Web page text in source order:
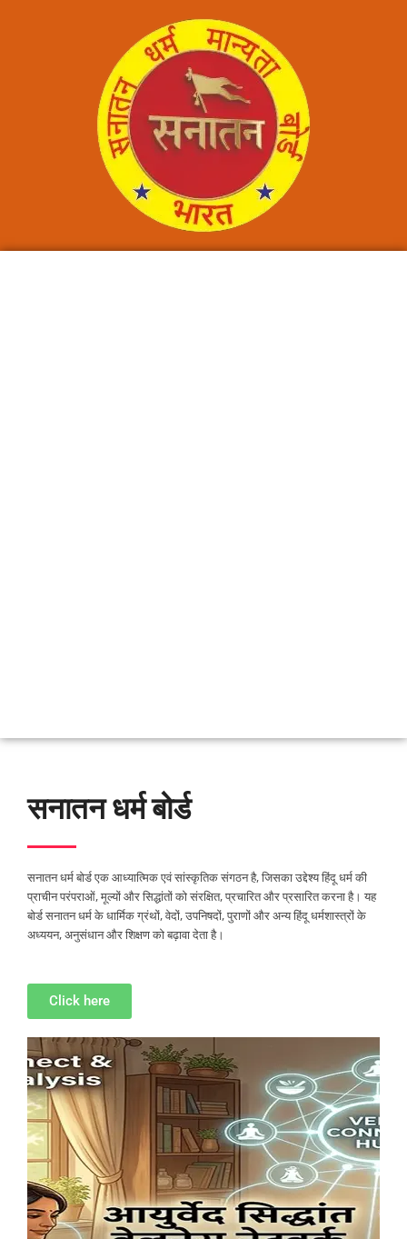
सनातन धर्म बोर्ड
सनातन धर्म बोर्ड एक आध्यात्मिक एवं सांस्कृतिक संगठन है, जिसका उद्देश्य हिंदू धर्म की
प्राचीन परंपराओं, मूल्यों और सिद्धांतों को संरक्षित, प्रचारित और प्रसारित करना है। यह
बोर्ड सनातन धर्म के धार्मिक ग्रंथों, वेदों, उपनिषदों, पुराणों और अन्य हिंदू धर्मशास्त्रों के
अध्ययन, अनुसंधान और शिक्षण को बढ़ावा देता है।
Click here